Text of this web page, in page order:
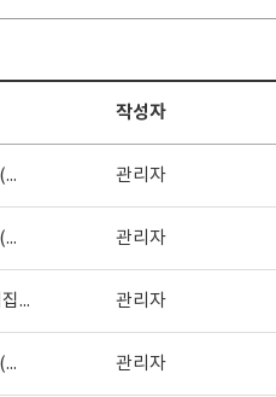
작성자
(긴급) 사회복지법인 성재원 성세시온의집 직원(사무원) 공개채용 최종 합격자 발표 관리자
(긴급) 사회복지법인 성재원 성세시온의집 직원(사무원) 공개채용 서류 심사 결과보고 관리자
(긴급-재공고) 사회복지법인 성재원 성세시온의집 직원(사무원) 채용 관리자
(긴급) 사회복지법인 성재원 성세시온의집 직원(사무원) 공개채용 최종 합격자 발표 관리자